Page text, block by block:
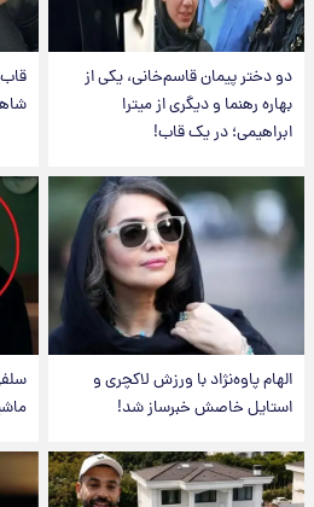
دو دختر پیمان قاسم‌خانی، یکی از
بهاره رهنما و دیگری از میترا
ابراهیمی؛ در یک قاب!
الهام پاوه‌نژاد با ورزش لاکچری و
استایل خاصش خبرساز شد!